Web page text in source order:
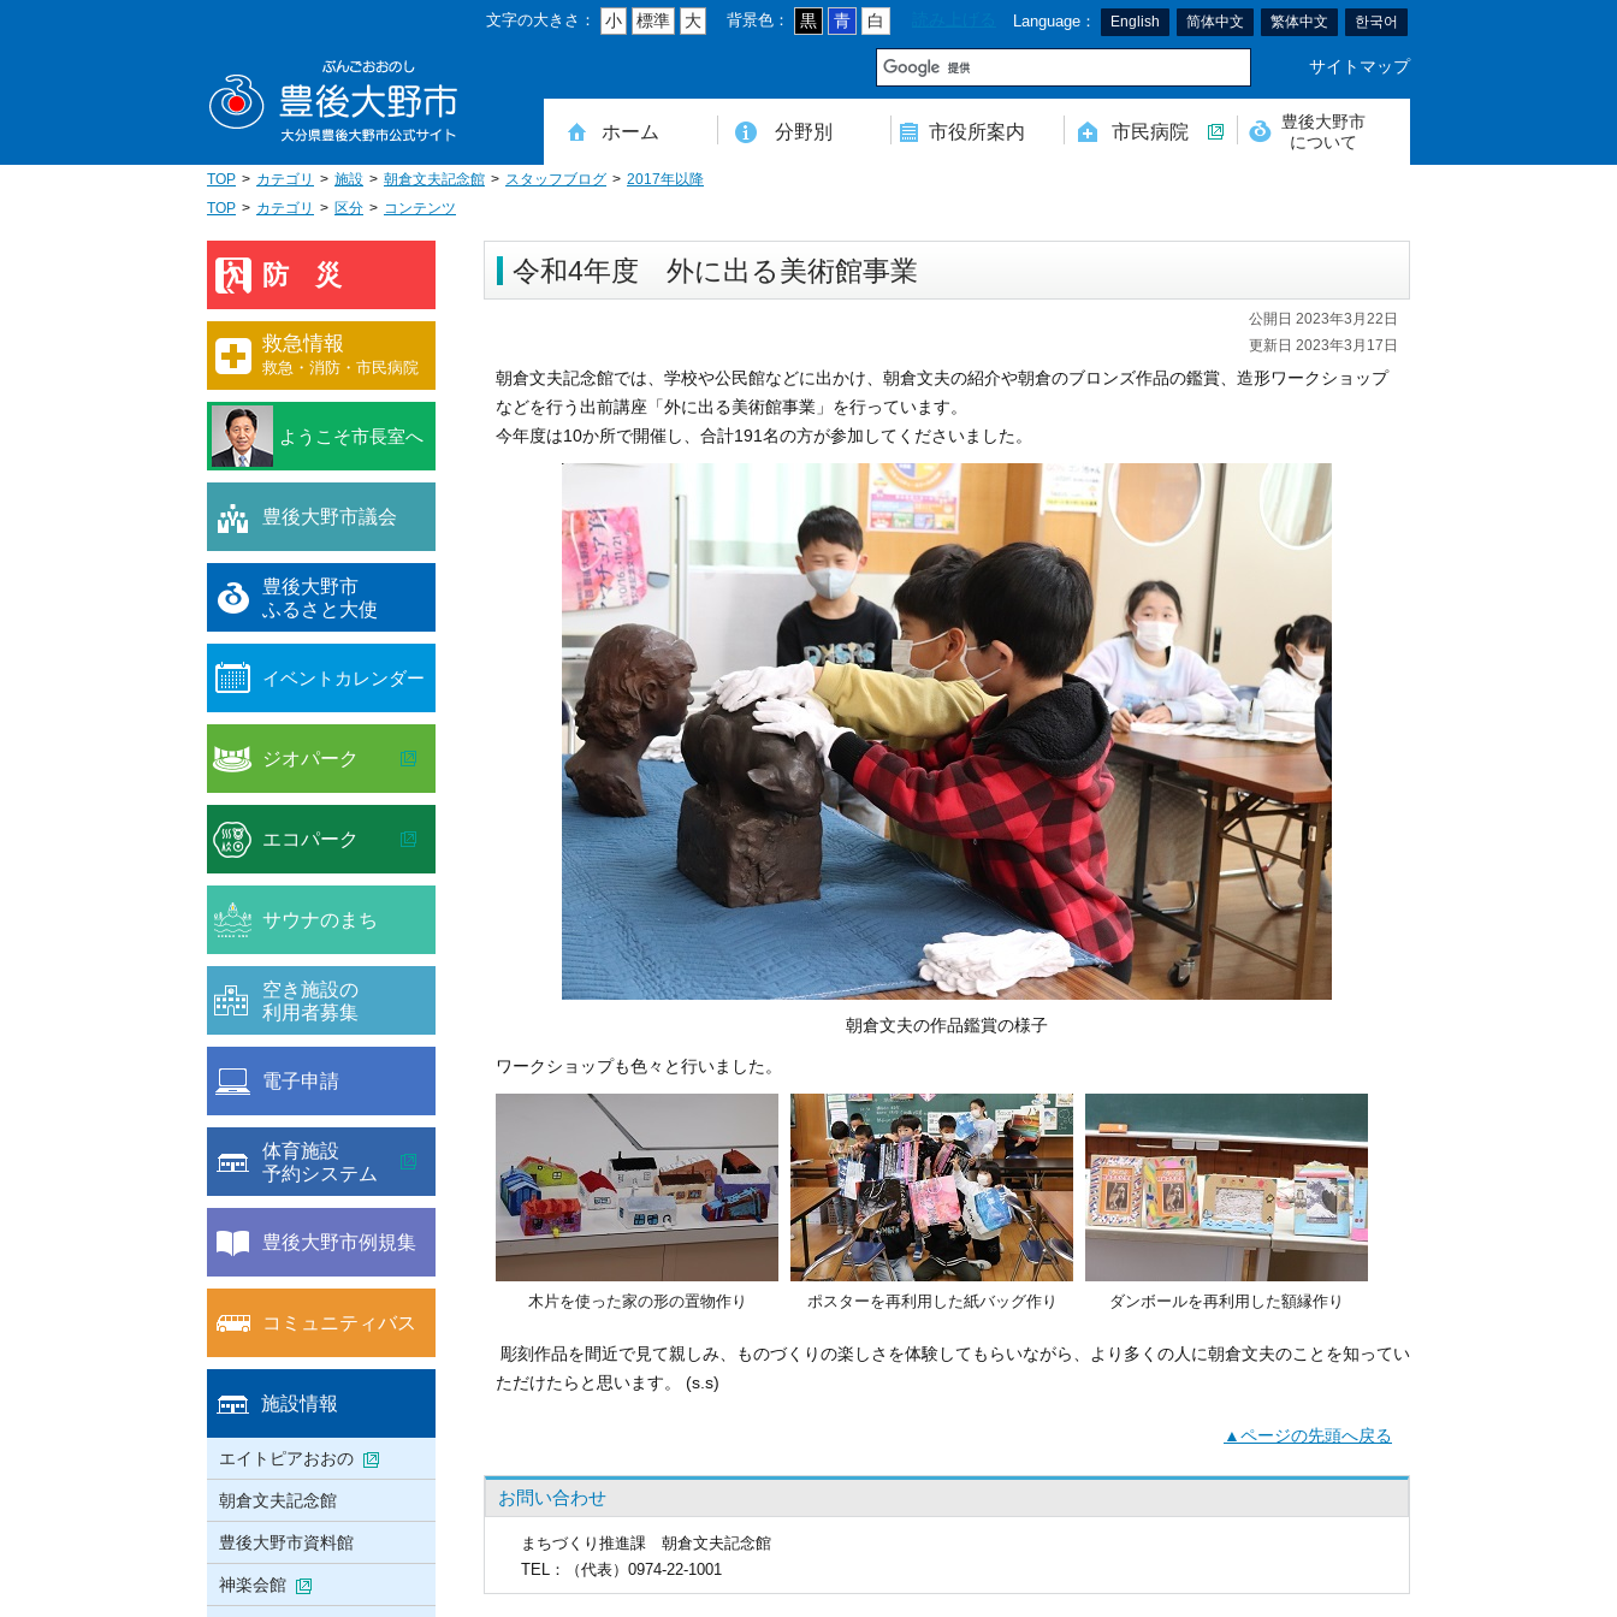
移
文字の大きさ： 小 標準 大 背景色： 黒 青 白 Language： English 简体中文 繁体中文 한국어
サイトマップ
ホーム 分野別
住民登録・戸籍・印鑑・マイナンバー
税・年金・国民健康保険・後期高齢者医療
教育・文化・スポーツ・人権・男女共同参画
健康・医療・介護・福祉・食育
消防・防災・安全・環境・ごみ・住宅・水道
商工・労働・消費者行政
入札・契約・工事・委託
農業・林業・農業委員会事務局
道路・都市計画・地籍・交通
議会・選管・監査
まちづくり・財政・管財・各種計画・人事・各支所・その他
市役所案内
本庁舎案内図
庁舎案内
行政組織
市民病院
豊後大野市
について
人口・世帯数・高齢者人口
豊後大野市の概要
豊後大野市の歴史
合併経過
市章・市民憲章・市花・市木等
豊後大野市友好交流協定
豊後大野市のすがた
豊後大野市の観光
豊後大野市の各種計画
ようこそ市長室へ
名誉市民
豊後大野市ふるさと大使
TOP カテゴリ 施設 朝倉文夫記念館 スタッフブログ
2017年以降
TOP
カテゴリ 区分 コンテンツ
令和4年度 外に出る美術館事業
公開日 2023年3月22日
更新日 2023年3月17日
朝倉文夫記念館では、学校や公民館などに出かけ、朝倉文夫の紹介や朝倉のブロンズ作品の鑑賞、造形ワークショップ
などを行う出前講座「外に出る美術館事業」を行っています。
今年度は10か所で開催し、合計191名の方が参加してくださいました。
朝倉文夫の作品鑑賞の様子
ワークショップも色々と行いました。
木片を使った家の形の置物作り ポスターを再利用した紙バッグ作り ダンボールを再利用した額縁作り
彫刻作品を間近で見て親しみ、ものづくりの楽しさを体験してもらいながら、より多くの人に朝倉文夫のことを知ってい
ただけたらと思います。 (s.s)
▲ページの先頭へ戻る
お問い合わせ
まちづくり推進課
朝倉文夫記念館
TEL ：（代表）0974-22-1001
防災
救急情報
救急・消防・市民病院
ようこそ市長室へ
豊後大野市議会
豊後大野市
ふるさと大使
イベントカレンダー
ジオパーク
エコパーク
サウナのまち
空き施設の
利用者募集
電子申請
体育施設
予約システム
豊後大野市例規集
コミュニティバス
施設情報
エイトピアおおの
朝倉文夫記念館
豊後大野市資料館
神楽会館